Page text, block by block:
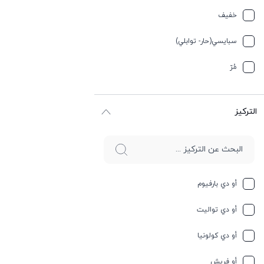
تيربيني
جلد
جوز الهند
حامِض
خفیف
سبایسي(حار- توابلي)
مُرّ
التركيز
أو دي بارفيوم
أو دي تواليت
أو دي كولونيا
أو فريش